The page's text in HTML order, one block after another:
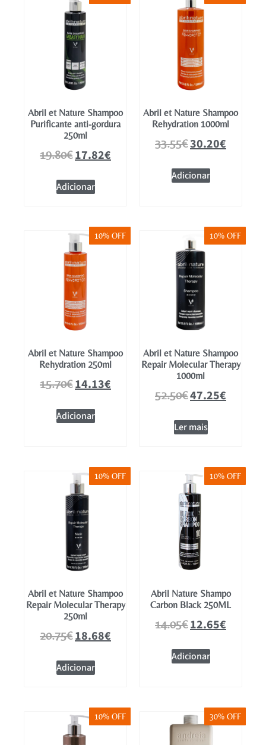
Abril et Nature Shampoo
Purificante anti-gordura
250ml
19.80€17.82€
Adicionar
Abril et Nature Shampoo
Rehydration 1000ml
33.55€30.20€
Adicionar
10% OFF
Abril et Nature Shampoo
Rehydration 250ml
15.70€14.13€
Adicionar
10% OFF
Abril et Nature Shampoo
Repair Molecular Therapy
1000ml
52.50€47.25€
Ler mais
10% OFF
Abril et Nature Shampoo
Repair Molecular Therapy
250ml
20.75€18.68€
Adicionar
10% OFF
Abril Nature Shampo
Carbon Black 250ML
14.05€12.65€
Adicionar
10% OFF 30% OFF